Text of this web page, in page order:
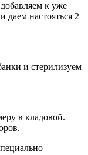
к уже
настояться 2
и стерилизуем
в кладовой.